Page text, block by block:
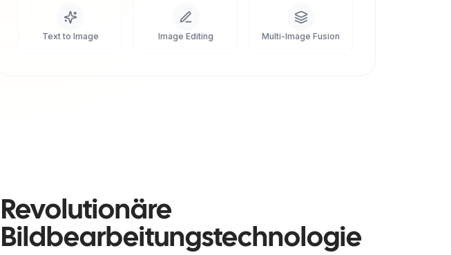
Text to Image Image Editing Multi-Image Fusion
Revolutionäre
Bildbearbeitungstechnologie